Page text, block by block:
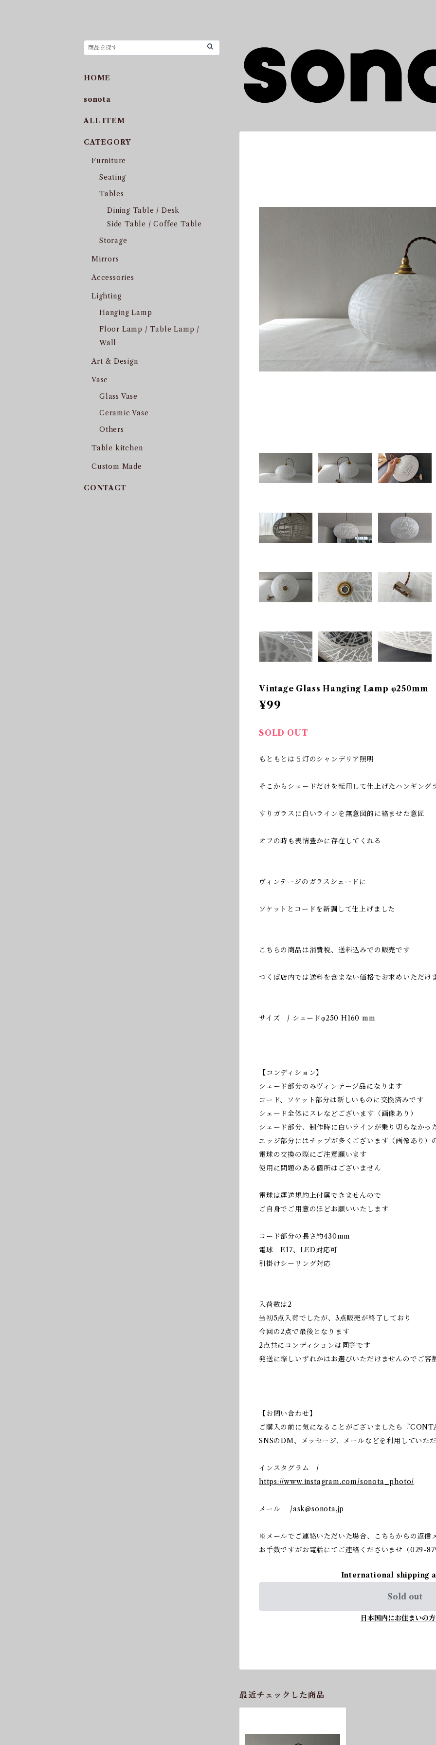
Vintage Glass Hanging Lamp φ250mm
¥99
SOLD OUT
もともとは５灯のシャンデリア照明
そこからシェードだけを転用して仕上げたハンギング
すりガラスに白いラインを無意図的に絡ませた意匠
オフの時も表情豊かに存在してくれる
ヴィンテージのガラスシェードに
ソケットとコードを新調して仕上げました
こちらの商品は消費税、送料込みでの販売です
つくば店内では送料を含まない価格でお求めいただけ
サイズ / シェードφ250 H160 mm
【コンディション】
シェード部分のみヴィンテージ品になります
コード、ソケット部分は新しいものに交換済みです
シェード全体にスレなどございます（画像あり）
シェード部分、制作時に白いラインが乗り切らなか
エッジ部分にはチップが多くございます（画像あり）
電球の交換の際にご注意願います
使用に問題のある個所はございません
電球は運送規約上付属できませんので
ご自身でご用意のほどお願いいたします
コード部分の長さ約430mm
電球 E17、LED対応可
引掛けシーリング対応
入荷数は2
当初5点入荷でしたが、3点販売が終了しており
今回の2点で最後となります
2点共にコンディションは同等です
発送に際しいずれかはお選びいただけませんのでご容
【お問い合わせ】
ご購入の前に気になることがございましたら『
SNSのDM、メッセージ、メールなどを利用していた
インスタグラム /
https://www.instagram.com/sonota_photo/
メール /ask@sonota.jp
※メールでご連絡いただいた場合、こちらからの返信
お手数ですがお電話にてご連絡くださいませ（029-
International shipping
Sold out
日本国内にお住まいの
最近チェックした商品
HOME
sonota
ALL ITEM
CATEGORY
Furniture
Seating
Tables
Dining Table / Desk
Side Table / Coffee Table
Storage
Mirrors
Accessories
Lighting
Hanging Lamp
Floor Lamp / Table Lamp /
Wall
Art & Design
Vase
Glass Vase
Ceramic Vase
Others
Table kitchen
Custom Made
CONTACT